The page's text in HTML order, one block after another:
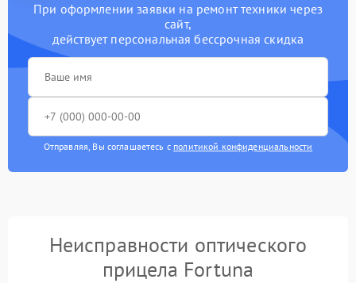
При оформлении заявки на ремонт техники через
сайт,
действует персональная бессрочная скидка
Отправляя, Вы соглашаетесь с политикой конфиденциальности
Неисправности оптического
прицела Fortuna